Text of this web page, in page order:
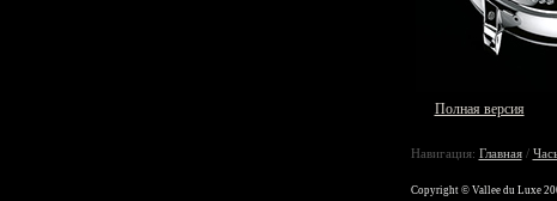
Полная версия
Навигация: Главная/
Copyright © Vallee du Luxe